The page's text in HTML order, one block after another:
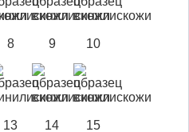
8 9 10
13 14 15